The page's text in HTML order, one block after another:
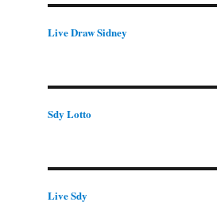
Live Draw Sidney
Sdy Lotto
Live Sdy